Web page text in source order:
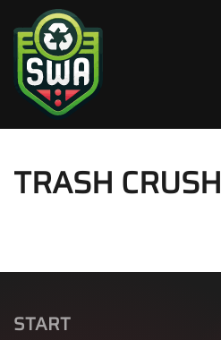
Skip to main content
TRASH CRUSH
START